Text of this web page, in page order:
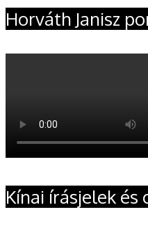
Horváth Janisz
Kínai írásjelek